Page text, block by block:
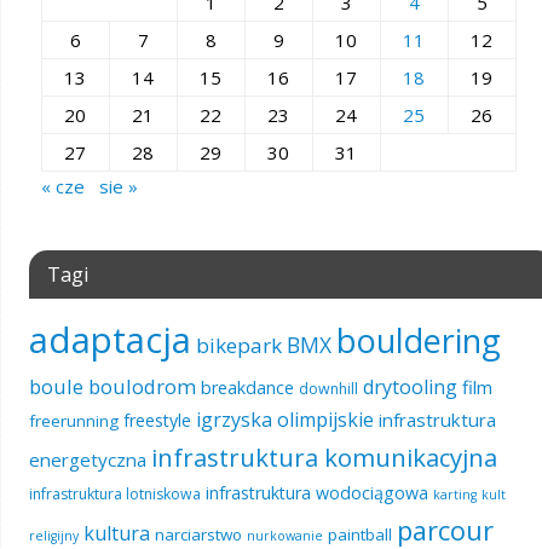
6
7 8 9 10 11
12
13
14 15 16 17 18
19
20
21 22 23 24 25
26
27
28 29 30
31
« cze
sie »
Tagi
adaptacja bikepark BMX bouldering
boule boulodrom breakdance downhill drytooling film
freerunning freestyle igrzyska olimpijskie infrastruktura
energetyczna infrastruktura komunikacyjna
infrastruktura lotniskowa infrastruktura wodociągowa karting kult
religijny kultura narciarstwo nurkowanie paintball parcour